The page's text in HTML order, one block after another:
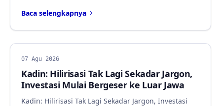
Baca selengkapnya
BERITA
07 Agu 2026
Kadin: Hilirisasi Tak Lagi Sekadar Jargon,
Investasi Mulai Bergeser ke Luar Jawa
Kadin: Hilirisasi Tak Lagi Sekadar Jargon, Investasi